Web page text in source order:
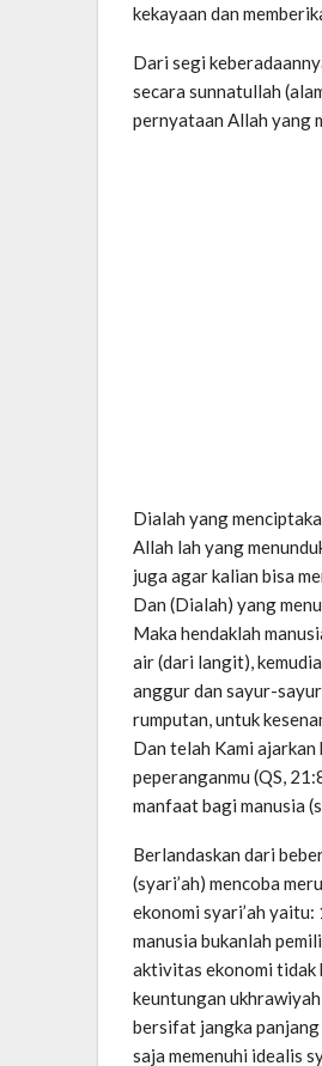
kekayaan dan
Dari segi
secara sunnatullah
pernyataan Allah yang
Dialah yang
Allah lah yang
juga agar kalian bisa
Dan (Dialah) yang
Maka hendaklah
air (dari langit),
anggur dan sayur-
rumputan, untuk
Dan telah Kami ajarkan
peperanganmu (QS,
manfaat bagi manusia
Berlandaskan dari
(syari’ah) mencoba
ekonomi syari’ah
manusia bukanlah
aktivitas ekonomi tidak
keuntungan
bersifat jangka panjang
saja memenuhi idealis